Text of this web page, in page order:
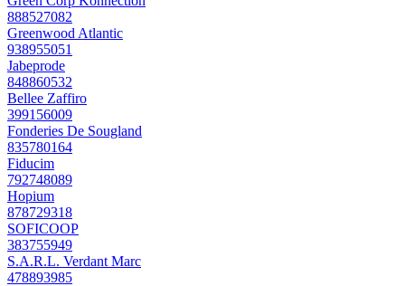
888527082
Greenwood Atlantic
938955051
Jabeprode
848860532
Bellee Zaffiro
399156009
Fonderies De Sougland
835780164
Fiducim
792748089
Hopium
878729318
SOFICOOP
383755949
S.A.R.L. Verdant Marc
478893985